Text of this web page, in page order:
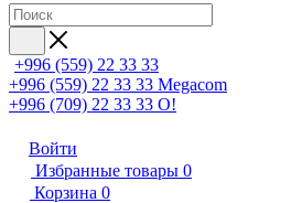
+996 (559) 22 33 33
+996 (559) 22 33 33 Megacom
+996 (709) 22 33 33 O!
Войти
Избранные товары 0
Корзина 0